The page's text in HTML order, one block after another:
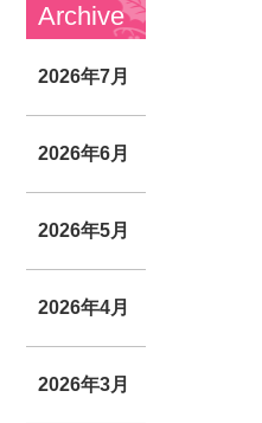
Archive
2026年7月
2026年6月
2026年5月
2026年4月
2026年3月